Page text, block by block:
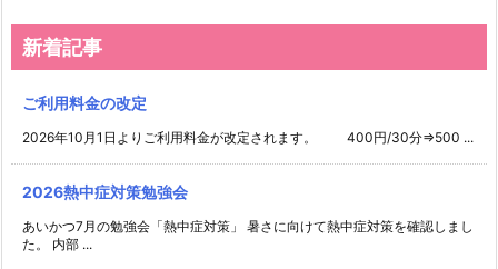
新着記事
ご利用料金の改定
2026年10月1日よりご利用料金が改定されます。 400円/30分⇒500 ...
2026熱中症対策勉強会
あいかつ7月の勉強会「熱中症対策」 暑さに向けて熱中症対策を確認しまし
た。 内部 ...